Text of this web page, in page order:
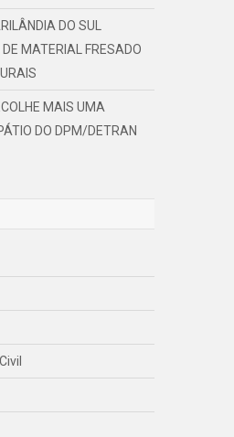
DO SUL
MATERIAL FRESADO
MAIS UMA
DO DPM/DETRAN